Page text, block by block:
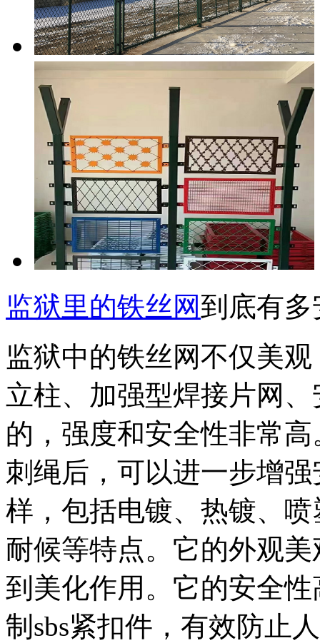
监狱里的铁丝网到底有
监狱中的铁丝网不仅美
立柱、加强型焊接片网
的，强度和安全性非常
刺绳后，可以进一步增
样，包括电镀、热镀、
耐候等特点。它的外观
到美化作用。它的安全
制sbs紧扣件，有效防止